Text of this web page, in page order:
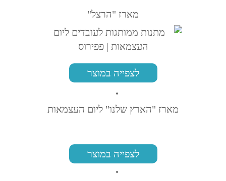
מארז "הרצל"
לצפייה במוצר
מארז "הארץ שלנו" ליום העצמאות
לצפייה במוצר